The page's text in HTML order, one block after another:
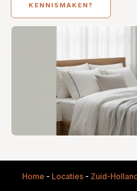
KENNISMAKEN?
Home - Locaties- Zuid-